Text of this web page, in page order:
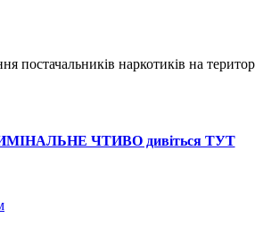
наркотиків на
ЧТИВО дивіться ТУТ